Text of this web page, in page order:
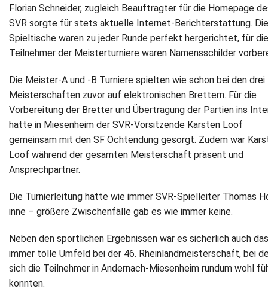
Florian Schneider, zugleich Beauftragter für die Homepage
SVR sorgte für stets aktuelle Internet-Berichterstattung. Die
Spieltische waren zu jeder Runde perfekt hergerichtet, für die
Teilnehmer der Meisterturniere waren Namensschilder
Die Meister-A und -B Turniere spielten wie schon bei den drei
Meisterschaften zuvor auf elektronischen Brettern. Für die
Vorbereitung der Bretter und Übertragung der Partien ins
hatte in Miesenheim der SVR-Vorsitzende Karsten Loof
gemeinsam mit den SF Ochtendung gesorgt. Zudem war
Loof während der gesamten Meisterschaft präsent und
Ansprechpartner.
Die Turnierleitung hatte wie immer SVR-Spielleiter Thomas
inne – größere Zwischenfälle gab es wie immer keine.
Neben den sportlichen Ergebnissen war es sicherlich auch
immer tolle Umfeld bei der 46. Rheinlandmeisterschaft, bei
sich die Teilnehmer in Andernach-Miesenheim rundum wohl
konnten.